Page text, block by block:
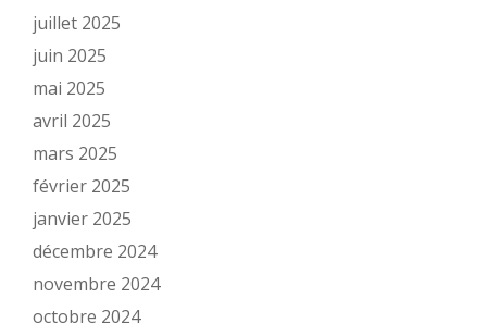
juillet 2025
juin 2025
mai 2025
avril 2025
mars 2025
février 2025
janvier 2025
décembre 2024
novembre 2024
octobre 2024